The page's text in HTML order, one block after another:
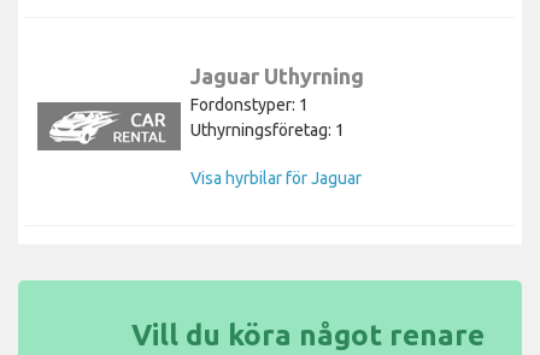
Jaguar Uthyrning
Fordonstyper: 1
Uthyrningsföretag: 1
Visa hyrbilar för Jaguar
Vill du köra något renare